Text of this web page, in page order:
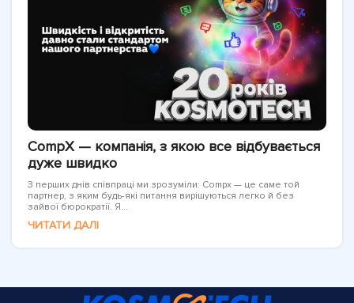
CompX — компанія, з якою все відбувається
дуже швидко
З перших днів співпраці ми зрозуміли: Compx — це саме той
партнер, з яким будь-які питання вирішуються легко й без
зайвої бюрократії. Я...
ЧИТАТИ ДАЛІ